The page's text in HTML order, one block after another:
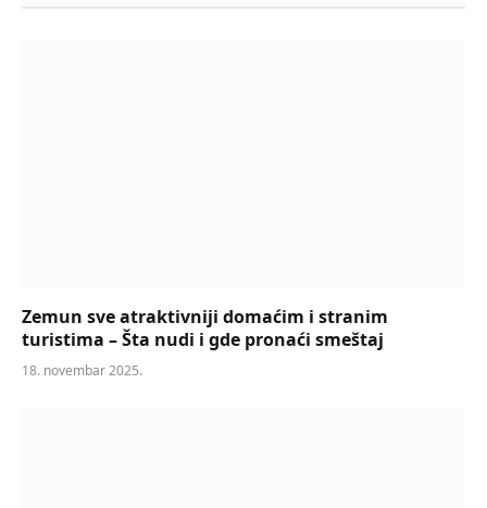
Zemun sve atraktivniji domaćim i stranim
turistima – Šta nudi i gde pronaći smeštaj
18. novembar 2025.